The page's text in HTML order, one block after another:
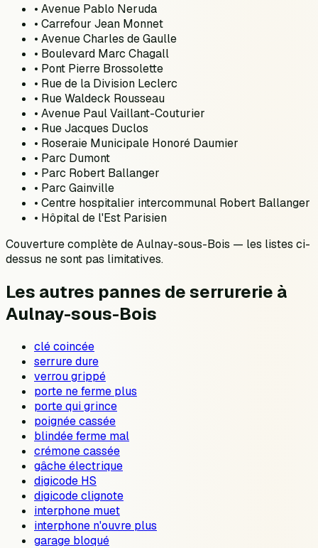
• Avenue Pablo Neruda
• Carrefour Jean Monnet
• Avenue Charles de Gaulle
• Boulevard Marc Chagall
• Pont Pierre Brossolette
• Rue de la Division Leclerc
• Rue Waldeck Rousseau
• Avenue Paul Vaillant-Couturier
• Rue Jacques Duclos
• Roseraie Municipale Honoré Daumier
• Parc Dumont
• Parc Robert Ballanger
• Parc Gainville
• Centre hospitalier intercommunal Robert Ballanger
• Hôpital de l'Est Parisien
Couverture complète deAulnay-sous-Bois — les listes ci-
dessus ne sont pas limitatives.
Les autres pannes de serrurerie à
Aulnay-sous-Bois
clé coincée
serrure dure
verrou grippé
porte ne ferme plus
porte qui grince
poignée cassée
blindée ferme mal
crémone cassée
gâche électrique
digicode HS
digicode clignote
interphone muet
interphone n'ouvre plus
garage bloqué